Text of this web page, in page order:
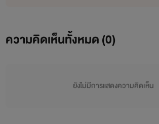
ความคิดเห็นทั้งหมด (0)
ยังไม่มีการแสดงความคิดเห็น